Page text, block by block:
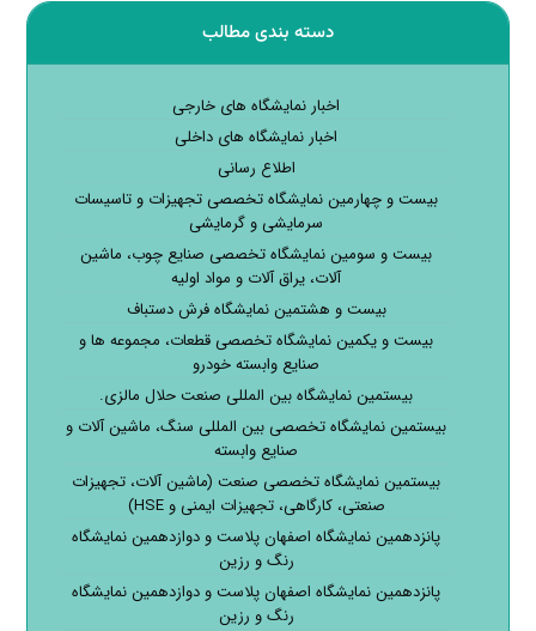
دسته بندی مطالب
اخبار نمایشگاه های خارجی
اخبار نمایشگاه های داخلی
اطلاع رسانی
بیست و چهارمین نمایشگاه تخصصی تجهیزات و تاسیسات
سرمایشی و گرمایشی
بیست و سومین نمایشگاه تخصصی صنایع چوب، ماشین
آلات، یراق آلات و مواد اولیه
بیست و هشتمین نمایشگاه فرش دستباف
بیست و یکمین نمایشگاه تخصصی قطعات، مجموعه ها و
صنایع وابسته خودرو
بیستمین نمایشگاه بین المللی صنعت حلال مالزی.
بیستمین نمایشگاه تخصصی بین المللی سنگ، ماشین آلات و
صنایع وابسته
بیستمین نمایشگاه تخصصی صنعت (ماشین آلات، تجهیزات
صنعتی، کارگاهی، تجهیزات ایمنی و HSE)
پانزدهمین نمایشگاه اصفهان پلاست و دوازدهمین نمایشگاه
رنگ و رزین
پانزدهمین نمایشگاه اصفهان پلاست و دوازدهمین نمایشگاه
رنگ و رزین